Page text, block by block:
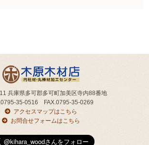
兵庫県多可郡多可町加美区寺内88番地
35-0516 FAX.0795-35-0269
アクセスマップはこちら
お問合せフォームはこちら